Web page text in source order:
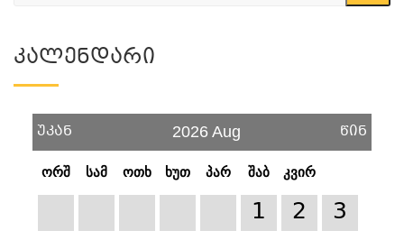
Კალენდარი
უკან 2026 Aug წინ
ორშ სამ ოთხ ხუთ პარ შაბ კვირ
1 2
3